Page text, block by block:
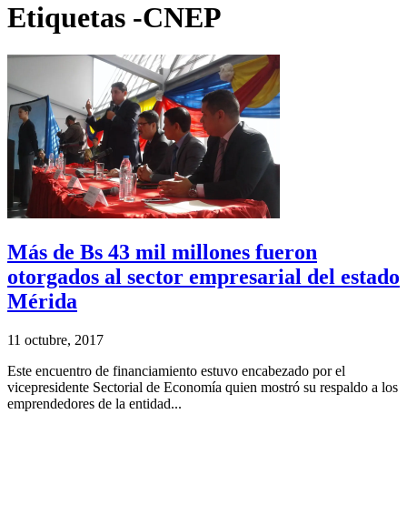
Etiquetas -CNEP
Más de Bs 43 mil millones fueron
otorgados al sector empresarial del estado
Mérida
11 octubre, 2017
Este encuentro de financiamiento estuvo encabezado por el
vicepresidente Sectorial de Economía quien mostró su respaldo a los
emprendedores de la entidad...